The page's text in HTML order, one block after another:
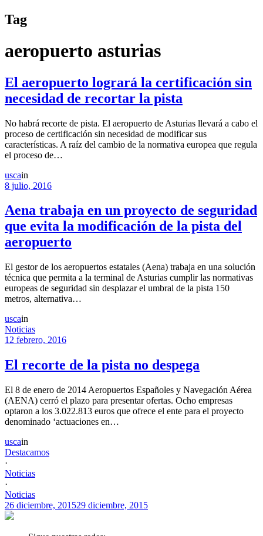
Tag
aeropuerto asturias
El aeropuerto logrará la certificación sin
necesidad de recortar la pista
No habrá recorte de pista. El aeropuerto de Asturias llevará a cabo el
proceso de certificación sin necesidad de modificar sus
características. A raíz del cambio de la normativa europea que regula
el proceso de…
uscain
8 julio, 2016
Aena trabaja en un proyecto de seguridad
que evita la modificación de la pista del
aeropuerto
El gestor de los aeropuertos estatales (Aena) trabaja en una solución
técnica que permita a la terminal de Asturias cumplir las normativas
europeas de seguridad sin desplazar el umbral de la pista 150
metros, alternativa…
uscain
Noticias
12 febrero, 2016
El recorte de la pista no despega
El 8 de enero de 2014 Aeropuertos Españoles y Navegación Aérea
(AENA) cerró el plazo para presentar ofertas. Ocho empresas
optaron a los 3.022.813 euros que ofrece el ente para el proyecto
denominado ‘actuaciones en…
uscain
Destacamos
·
Noticias
·
Noticias
26 diciembre, 201529 diciembre, 2015